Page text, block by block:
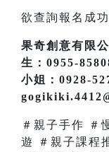
欲查詢報名成功
果奇創意有限
生：0955-
小姐：0928-
＃親子手作 ＃
遊 ＃親子課程